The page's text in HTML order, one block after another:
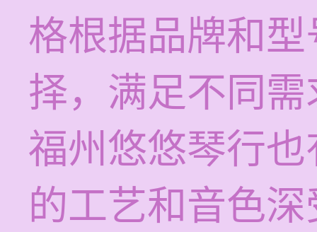
格根据品牌和
择，满足不同需
福州悠悠琴行
的工艺和音色